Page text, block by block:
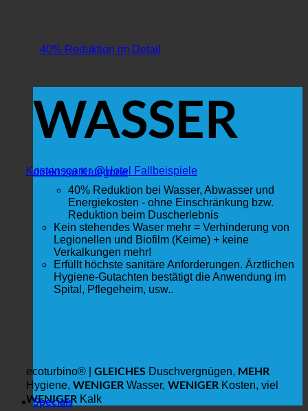
40% Reduktion im Detail
WASSER
direkt zur Kategorie
Kostensparer @Hotel Fallbeispiele
40% Reduktion bei Wasser, Abwasser und
Energiekosten - ohne Einschränkung bzw.
Reduktion beim Duscherlebnis
Kein stehendes Waser mehr = Verhinderung von
Legionellen und Biofilm (Keime) + keine
Verkalkungen mehr!
Erfüllt höchste sanitäre Anforderungen. Ärztlichen
Hygiene-Gutachten bestätigt die Anwendung im
Spital, Pflegeheim, usw..
ecoturbino® | GLEICHES Duschvergnügen, MEHR
Hygiene, WENIGER Wasser, WENIGER Kosten, viel
WENIGER Kalk
Specials